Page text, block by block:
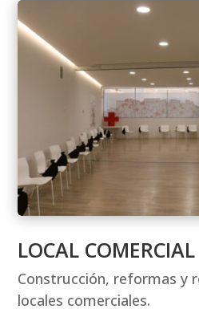
LOCAL COMERCIAL
Construcción, reformas y
locales comerciales.